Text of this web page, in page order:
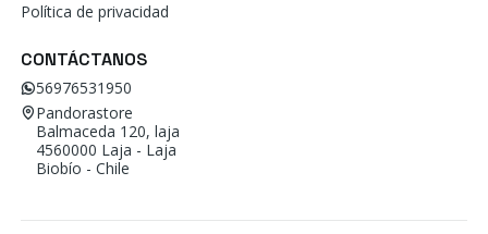
Política de privacidad
CONTÁCTANOS
56976531950
Pandorastore
Balmaceda 120, laja
4560000 Laja - Laja
Biobío - Chile